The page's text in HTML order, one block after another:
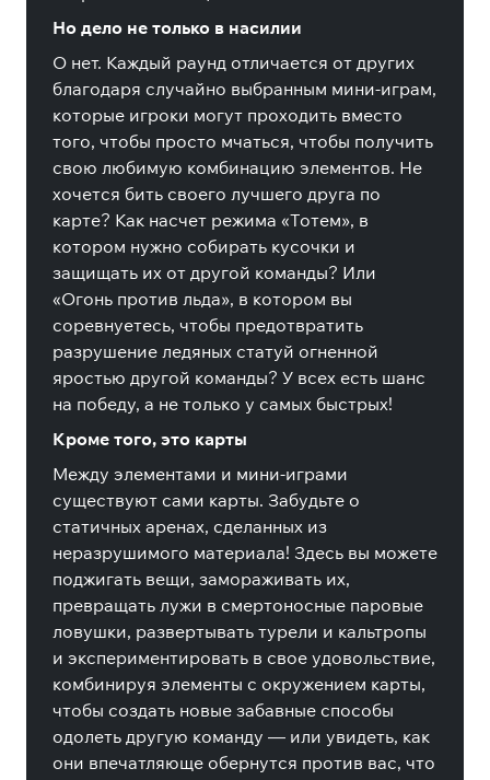
Но дело не только в насилии
О нет. Каждый раунд отличается от других
благодаря случайно выбранным мини-играм,
которые игроки могут проходить вместо
того, чтобы просто мчаться, чтобы получить
свою любимую комбинацию элементов. Не
хочется бить своего лучшего друга по
карте? Как насчет режима «Тотем», в
котором нужно собирать кусочки и
защищать их от другой команды? Или
«Огонь против льда», в котором вы
соревнуетесь, чтобы предотвратить
разрушение ледяных статуй огненной
яростью другой команды? У всех есть шанс
на победу, а не только у самых быстрых!
Кроме того, это карты
Между элементами и мини-играми
существуют сами карты. Забудьте о
статичных аренах, сделанных из
неразрушимого материала! Здесь вы можете
поджигать вещи, замораживать их,
превращать лужи в смертоносные паровые
ловушки, развертывать турели и кальтропы
и экспериментировать в свое удовольствие,
комбинируя элементы с окружением карты,
чтобы создать новые забавные способы
одолеть другую команду — или увидеть, как
они впечатляюще обернутся против вас, что